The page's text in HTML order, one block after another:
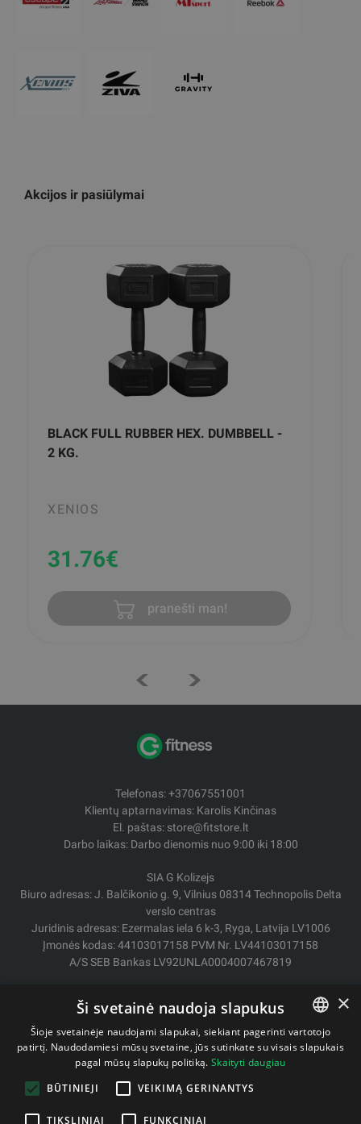
Akcijos ir pasiūlymai
BLACK FULL RUBBER HEX. DUMBBELL -
2 KG.
XENIOS
31.76€
pranešti man!
Telefonas: +37067551001
Klientų aptarnavimas: Karolis Kinčinas
El. paštas: store@fitstore.lt
Darbo laikas: Darbo dienomis nuo 9:00 iki 18:00
SIA G Kolizejs
Biuro adresas: J. Balčikonio g. 9, Vilnius 08314 Technopolis Delta
verslo centras
Juridinis adresas: Ezermalas iela 6 k-3, Ryga, Latvija LV1006
Įmonės kodas: 44103017158 PVM Nr. LV44103017158
A/S SEB Bankas LV92UNLA0004007467819
Mokėjimo būdai
Pirkimo sąlygos
Kontaktai
Privatumo politika
LITHUANIAN
×
Ši svetainė naudoja slapukus
Šioje svetainėje naudojami slapukai, siekiant pagerinti vartotojo
patirtį. Naudodamiesi mūsų svetaine, jūs sutinkate su visais slapukais
pagal mūsų slapukų politiką. Skaityti daugiau
BŪTINIEJI
VEIKIMĄ GERINANTYS
TIKSLINIAI FUNKCINIAI